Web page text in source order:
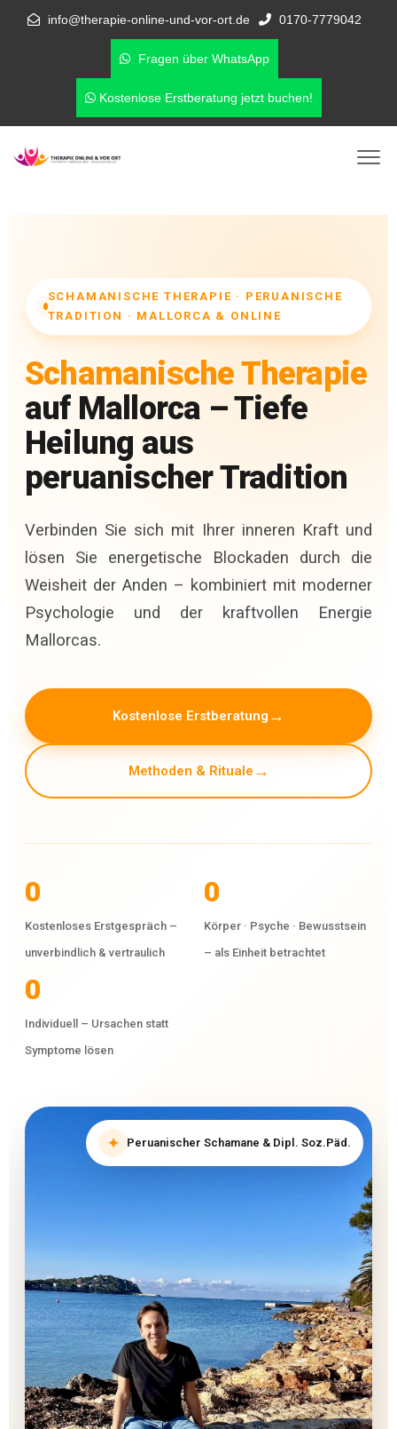
info@therapie-online-und-vor-ort.de 0170-7779042
Fragen über WhatsApp
Kostenlose Erstberatung jetzt buchen!
SCHAMANISCHE THERAPIE · PERUANISCHE
TRADITION · MALLORCA & ONLINE
Schamanische Therapie
auf Mallorca – Tiefe
Heilung aus
peruanischer Tradition
Verbinden Sie sich mit Ihrer inneren Kraft und
lösen Sie energetische Blockaden durch die
Weisheit der Anden – kombiniert mit moderner
Psychologie und der kraftvollen Energie
Mallorcas.
Kostenlose Erstberatung
Methoden & Rituale
0
Kostenloses Erstgespräch –
unverbindlich & vertraulich
0
Körper · Psyche · Bewusstsein
– als Einheit betrachtet
0
Individuell – Ursachen statt
Symptome lösen
✦ Peruanischer Schamane & Dipl. Soz.Päd.